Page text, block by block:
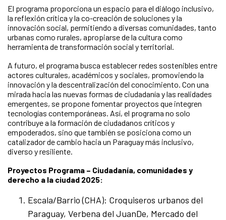
El programa proporciona un espacio para el diálogo inclusivo,
la reflexión crítica y la co-creación de soluciones y la
innovación social, permitiendo a diversas comunidades, tanto
urbanas como rurales, apropiarse de la cultura como
herramienta de transformación social y territorial.
A futuro, el programa busca establecer redes sostenibles entre
actores culturales, académicos y sociales, promoviendo la
innovación y la descentralización del conocimiento. Con una
mirada hacia las nuevas formas de ciudadanía y las realidades
emergentes, se propone fomentar proyectos que integren
tecnologías contemporáneas. Así, el programa no solo
contribuye a la formación de ciudadanos críticos y
empoderados, sino que también se posiciona como un
catalizador de cambio hacia un Paraguay más inclusivo,
diverso y resiliente.
Proyectos Programa – Ciudadanía, comunidades y
derecho a la ciudad 2025:
Escala/Barrio (CHA): Croquiseros urbanos del
Paraguay, Verbena del JuanDe, Mercado del